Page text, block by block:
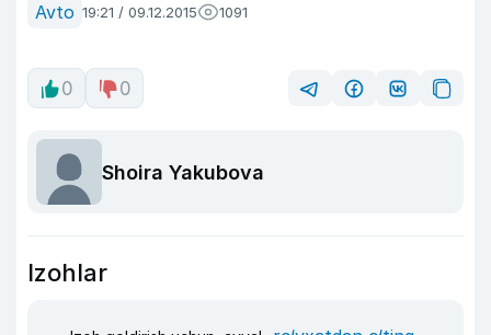
Avto 19:21 / 09.12.2015 1091
0 0
Shoira Yakubova
Izohlar